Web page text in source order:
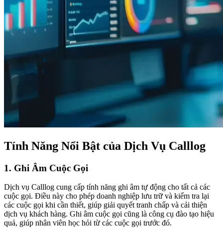
Tính Năng Nổi Bật của Dịch Vụ Calllog
1. Ghi Âm Cuộc Gọi
Dịch vụ Calllog cung cấp tính năng ghi âm tự động cho tất cả các
cuộc gọi. Điều này cho phép doanh nghiệp lưu trữ và kiểm tra lại
các cuộc gọi khi cần thiết, giúp giải quyết tranh chấp và cải thiện
dịch vụ khách hàng. Ghi âm cuộc gọi cũng là công cụ đào tạo hiệu
quả, giúp nhân viên học hỏi từ các cuộc gọi trước đó.